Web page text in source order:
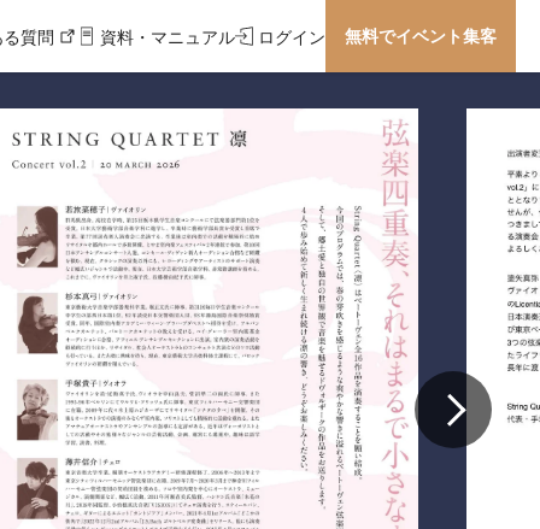
る質問 資料・マニュアル ログイン 無料でイベント集客